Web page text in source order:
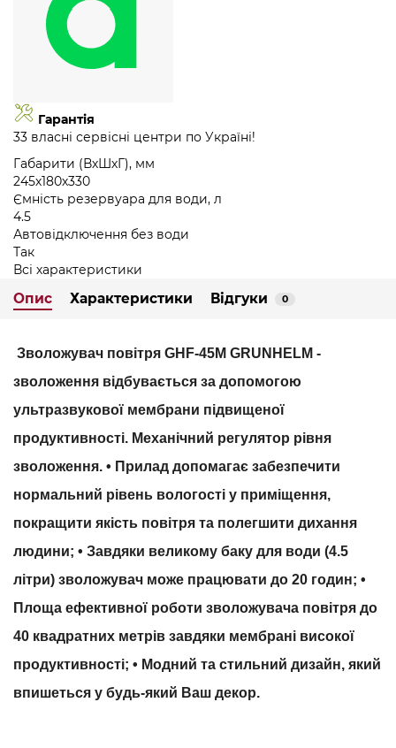
Гарантія
33 власні сервісні центри по Україні!
Габарити (ВхШхГ), мм
245х180х330
Ємність резервуара для води, л
4.5
Автовідключення без води
Так
Всі характеристики
Опис Характеристики Відгуки 0
Зволожувач повітря GHF-45M GRUNHELM -
зволоження відбувається за допомогою
ультразвукової мембрани підвищеної
продуктивності. Механічний регулятор рівня
зволоження. • Прилад допомагає забезпечити
нормальний рівень вологості у приміщення,
покращити якість повітря та полегшити дихання
людини; • Завдяки великому баку для води (4.5
літри) зволожувач може працювати до 20 годин; •
Площа ефективної роботи зволожувача повітря до
40 квадратних метрів завдяки мембрані високої
продуктивності; • Модний та стильний дизайн, який
впишеться у будь-який Ваш декор.